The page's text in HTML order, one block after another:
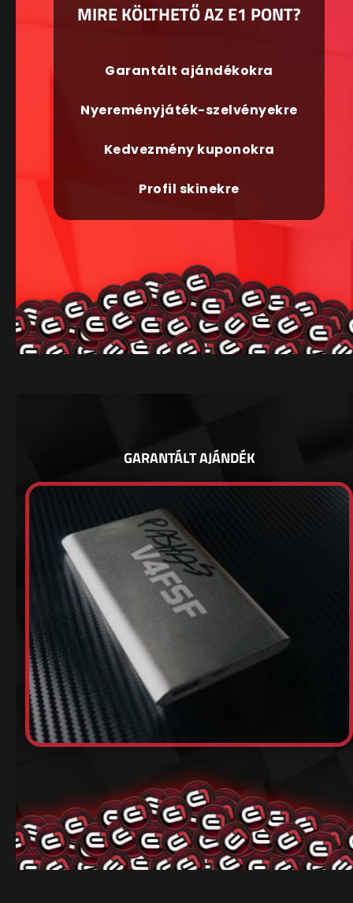
MIRE KÖLTHETŐ AZ E1 PONT?
Garantált ajándékokra
Nyereményjáték-szelvényekre
Kedvezmény kuponokra
Profil skinekre
GARANTÁLT AJÁNDÉK